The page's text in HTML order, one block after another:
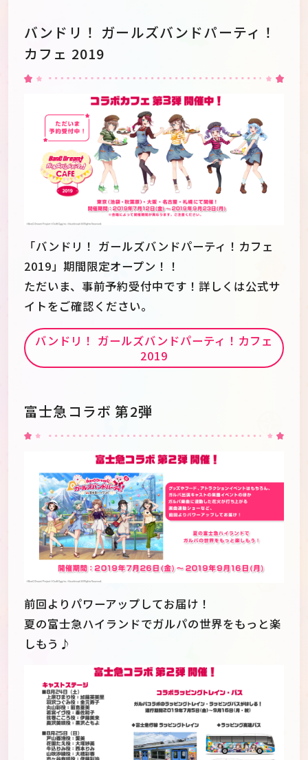
バンドリ！ ガールズバンドパーティ！
カフェ 2019
「バンドリ！ ガールズバンドパーティ！カフェ
2019」期間限定オープン！！
ただいま、事前予約受付中です！詳しくは公式サ
イトをご確認ください。
バンドリ！ ガールズバンドパーティ！カフェ
2019
富士急コラボ 第2弾
前回よりパワーアップしてお届け！
夏の富士急ハイランドでガルパの世界をもっと楽
しもう♪